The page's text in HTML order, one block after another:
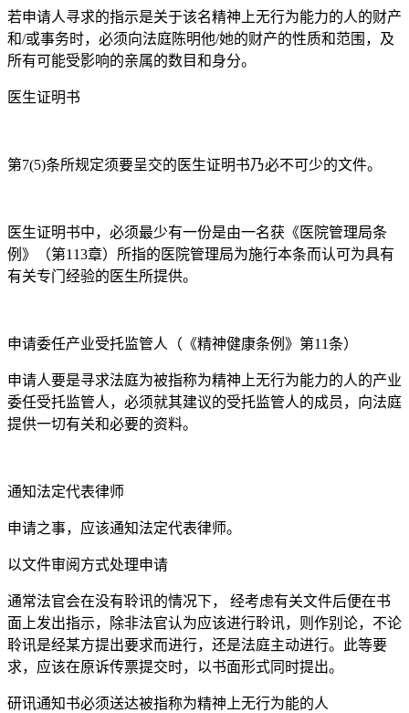
若申请人寻求的指示是关于该名精神上无行为能力的人的财产
和/或事务时，必须向法庭陈明他/她的财产的性质和范围，及
所有可能受影响的亲属的数目和身分。
医生证明书
第7(5)条所规定须要呈交的医生证明书乃必不可少的文件。
医生证明书中，必须最少有一份是由一名获《医院管理局条
例》（第113章）所指的医院管理局为施行本条而认可为具有
有关专门经验的医生所提供。
申请委任产业受托监管人（《精神健康条例》第11条）
申请人要是寻求法庭为被指称为精神上无行为能力的人的产业
委任受托监管人，必须就其建议的受托监管人的成员，向法庭
提供一切有关和必要的资料。
通知法定代表律师
申请之事，应该通知法定代表律师。
以文件审阅方式处理申请
通常法官会在没有聆讯的情况下， 经考虑有关文件后便在书
面上发出指示，除非法官认为应该进行聆讯，则作别论，不论
聆讯是经某方提出要求而进行，还是法庭主动进行。此等要
求，应该在原诉传票提交时，以书面形式同时提出。
研讯通知书必须送达被指称为精神上无行为能的人